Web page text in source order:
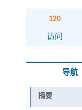
120
访问
导航
摘要